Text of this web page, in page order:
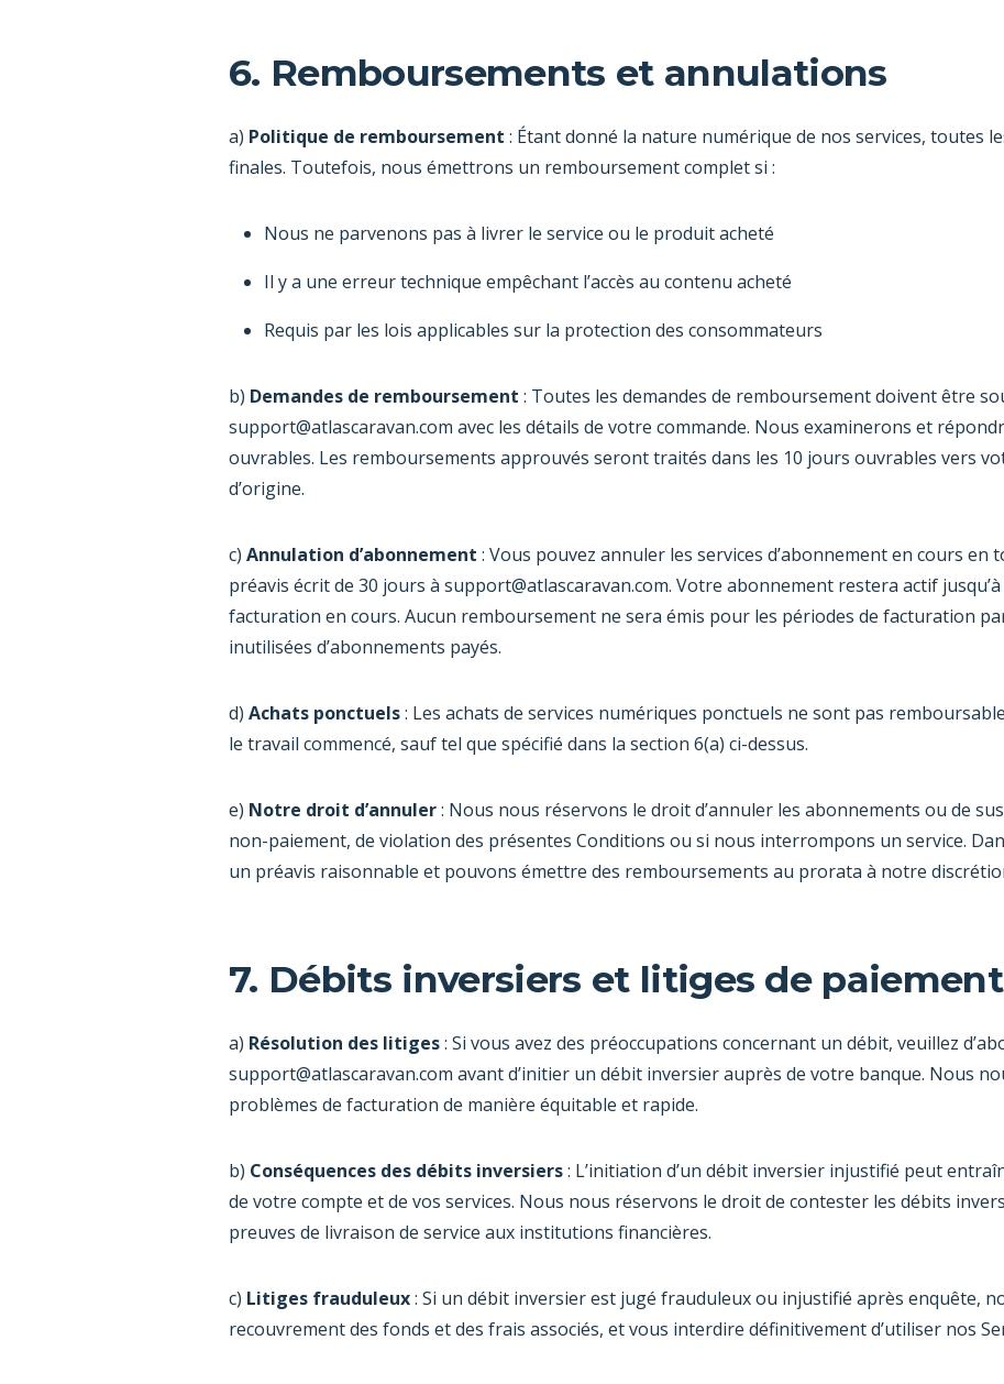
6. Remboursements et annulations
a) Politique de remboursement : Étant donné la nature numérique de nos services, toutes
finales. Toutefois, nous émettrons un remboursement complet si :
Nous ne parvenons pas à livrer le service ou le produit acheté
Il y a une erreur technique empêchant l’accès au contenu acheté
Requis par les lois applicables sur la protection des consommateurs
b) Demandes de remboursement : Toutes les demandes de remboursement doivent être
support@atlascaravan.com avec les détails de votre commande. Nous examinerons et
ouvrables. Les remboursements approuvés seront traités dans les 10 jours ouvrables vers
d’origine.
c) Annulation d’abonnement : Vous pouvez annuler les services d’abonnement en cours
préavis écrit de 30 jours à support@atlascaravan.com. Votre abonnement restera actif
facturation en cours. Aucun remboursement ne sera émis pour les périodes de facturation
inutilisées d’abonnements payés.
d) Achats ponctuels: Les achats de services numériques ponctuels ne sont pas
le travail commencé, sauf tel que spécifié dans la section 6(a) ci-dessus.
e) Notre droit d’annuler: Nous nous réservons le droit d’annuler les abonnements ou de
non-paiement, de violation des présentes Conditions ou si nous interrompons un service.
un préavis raisonnable et pouvons émettre des remboursements au prorata à notre
7. Débits inversiers et litiges de paiement
a) Résolution des litiges: Si vous avez des préoccupations concernant un débit, veuillez
support@atlascaravan.com avant d’initier un débit inversier auprès de votre banque. Nous
problèmes de facturation de manière équitable et rapide.
b) Conséquences des débits inversiers: L’initiation d’un débit inversier injustifié peut
de votre compte et de vos services. Nous nous réservons le droit de contester les débits
preuves de livraison de service aux institutions financières.
c) Litiges frauduleux: Si un débit inversier est jugé frauduleux ou injustifié après enquête,
recouvrement des fonds et des frais associés, et vous interdire définitivement d’utiliser nos